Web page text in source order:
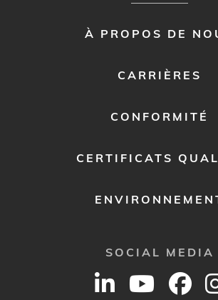
À PROPOS DE
CARRIÈRES
CONFORMITÉ
CERTIFICATS
SOCIAL MEDIA